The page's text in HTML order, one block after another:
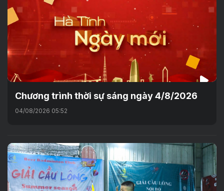
Chương trình thời sự sáng ngày 4/8/2026
04/08/2026 05:52